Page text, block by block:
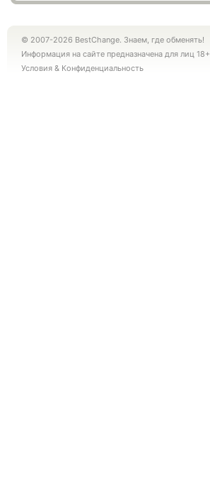
© 2007-2026 BestChange. Знаем, где обменять!
Информация на сайте предназначена для лиц 18+
Условия & Конфиденциальность